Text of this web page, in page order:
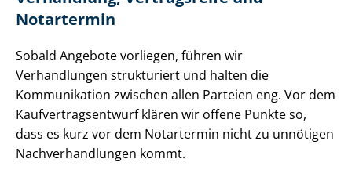
Notartermin
Sobald Angebote vorliegen, führen wir
Verhandlungen strukturiert und halten die
Kommunikation zwischen allen Parteien eng. Vor dem
Kauf­ver­trags­ent­wurf klären wir offene Punkte so,
dass es kurz vor dem Notartermin nicht zu unnötigen
Nach­ver­hand­lun­gen kommt.